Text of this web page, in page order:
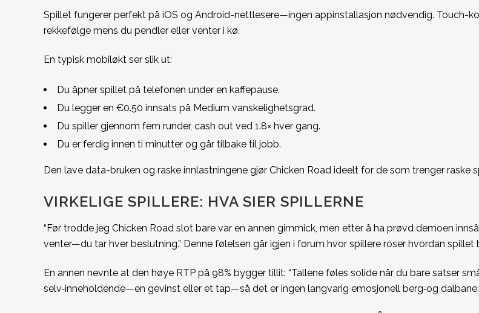
Spillet fungerer perfekt på iOS og Android-nettlesere—ingen appinstallasjon nødvendig. Touch-
rekkefølge mens du pendler eller venter i kø.
En typisk mobiløkt ser slik ut:
Du åpner spillet på telefonen under en kaffepause.
Du legger en €0.50 innsats på Medium vanskelighetsgrad.
Du spiller gjennom fem runder, cash out ved 1.8× hver gang.
Du er ferdig innen ti minutter og går tilbake til jobb.
Den lave data-bruken og raske innlastningene gjør Chicken Road ideelt for de som trenger raske
VIRKELIGE SPILLERE: HVA SIER SPILLERNE
“Før trodde jeg Chicken Road slot bare var en annen gimmick, men etter å ha prøvd demoen
venter—du tar hver beslutning.” Denne følelsen går igjen i forum hvor spillere roser hvordan
En annen nevnte at den høye RTP på 98% bygger tillit: “Tallene føles solide når du bare satser
selv‑inneholdende—en gevinst eller et tap—så det er ingen langvarig emosjonell berg‑og dalbane.